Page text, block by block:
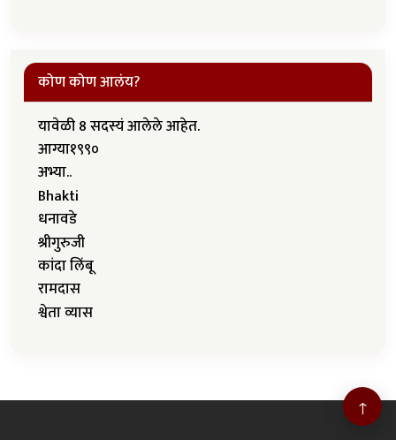
कोण कोण आलंय?
यावेळी 8 सदस्यं आलेले आहेत.
आग्या१९९०
अभ्या..
Bhakti
धनावडे
श्रीगुरुजी
कांदा लिंबू
रामदास
श्वेता व्यास
↑